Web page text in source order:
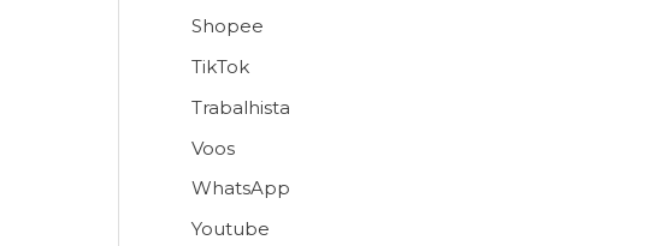
Shopee
TikTok
Trabalhista
Voos
WhatsApp
Youtube